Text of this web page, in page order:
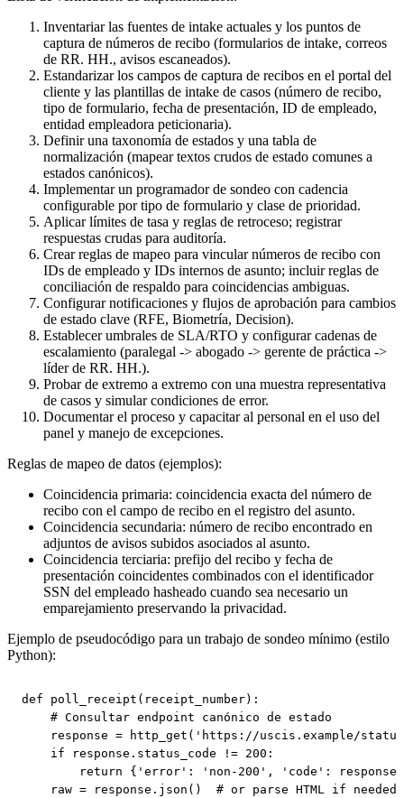
Inventariar las fuentes de intake actuales y los puntos de
captura de números de recibo (formularios de intake, correos
de RR. HH., avisos escaneados).
Estandarizar los campos de captura de recibos en el portal del
cliente y las plantillas de intake de casos (número de recibo,
tipo de formulario, fecha de presentación, ID de empleado,
entidad empleadora peticionaria).
Definir una taxonomía de estados y una tabla de
normalización (mapear textos crudos de estado comunes a
estados canónicos).
Implementar un programador de sondeo con cadencia
configurable por tipo de formulario y clase de prioridad.
Aplicar límites de tasa y reglas de retroceso; registrar
respuestas crudas para auditoría.
Crear reglas de mapeo para vincular números de recibo con
IDs de empleado y IDs internos de asunto; incluir reglas de
conciliación de respaldo para coincidencias ambiguas.
Configurar notificaciones y flujos de aprobación para cambios
de estado clave (RFE, Biometría, Decision).
Establecer umbrales de SLA/RTO y configurar cadenas de
escalamiento (paralegal -> abogado -> gerente de práctica ->
líder de RR. HH.).
Probar de extremo a extremo con una muestra representativa
de casos y simular condiciones de error.
Documentar el proceso y capacitar al personal en el uso del
panel y manejo de excepciones.
Reglas de mapeo de datos (ejemplos):
Coincidencia primaria: coincidencia exacta del número de
recibo con el campo de recibo en el registro del asunto.
Coincidencia secundaria: número de recibo encontrado en
adjuntos de avisos subidos asociados al asunto.
Coincidencia terciaria: prefijo del recibo y fecha de
presentación coincidentes combinados con el identificador
SSN del empleado hasheado cuando sea necesario un
emparejamiento preservando la privacidad.
Ejemplo de pseudocódigo para un trabajo de sondeo mínimo (estilo
Python):
def poll_receipt(receipt_number):
    # Consultar endpoint canónico de estado
response = http_get('https://uscis.example/
    if response.status_code != 200:
return {'error': 'non-200', 'code':
    raw = response.json()  # or parse HTML if needed